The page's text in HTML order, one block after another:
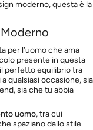
moderno, questa è la
per l’uomo che ama
presente in questa
perfetto equilibrio tra
qualsiasi occasione, sia
sia che tu abbia
uomo, tra cui
spaziano dallo stile